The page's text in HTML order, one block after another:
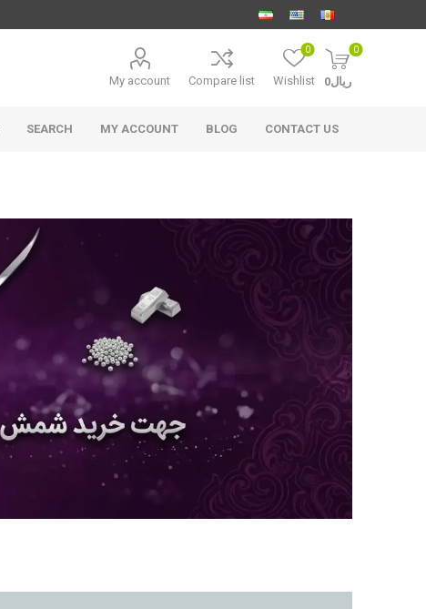
My account Compare list Wishlist
0 0
ریال0
SEARCH MY ACCOUNT BLOG CONTACT US